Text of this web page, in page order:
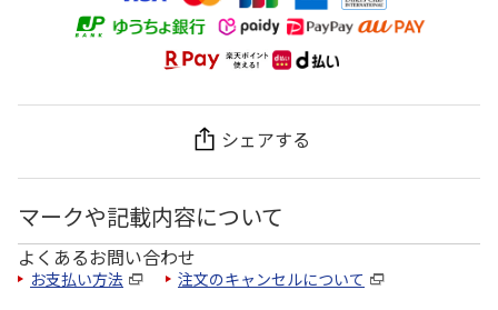
シェアする
マークや記載内容について
よくあるお問い合わせ
お支払い方法 注文のキャンセルについて